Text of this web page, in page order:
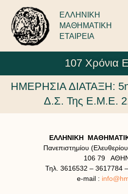
ΕΛΛΗΝΙΚΗ
ΜΑΘΗΜΑΤΙΚΗ
ΕΤΑΙΡΕΙΑ
107 Χρόνια
ΗΜΕΡΗΣΙΑ ΔΙΑΤΑΞΗ:
Δ.Σ. Της Ε.Μ.Ε.
ΕΛΛΗΝΙΚΗ
Πανεπιστημίου
106 79
Τηλ. 3616532 – 3617784
e-mail :